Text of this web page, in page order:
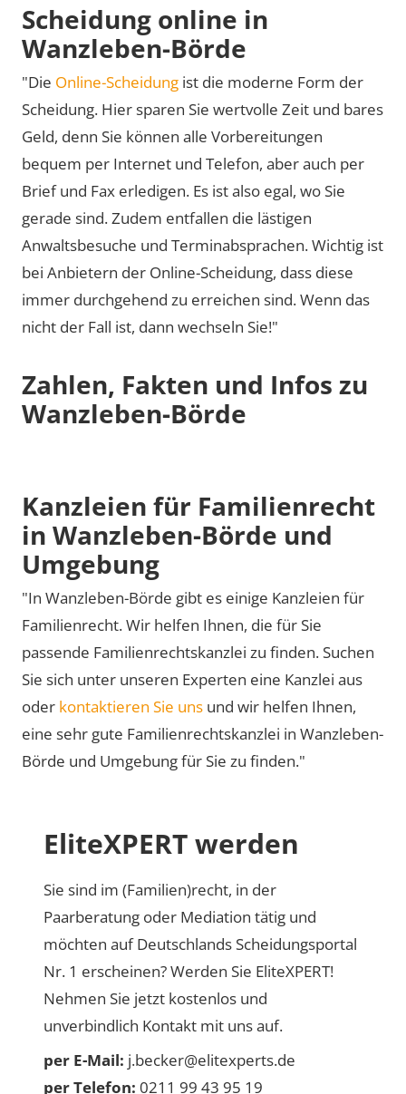
Scheidung online in
Wanzleben-Börde
"Die Online-Scheidung ist die moderne Form der
Scheidung. Hier sparen Sie wertvolle Zeit und bares
Geld, denn Sie können alle Vorbereitungen
bequem per Internet und Telefon, aber auch per
Brief und Fax erledigen. Es ist also egal, wo Sie
gerade sind. Zudem entfallen die lästigen
Anwaltsbesuche und Terminabsprachen. Wichtig ist
bei Anbietern der Online-Scheidung, dass diese
immer durchgehend zu erreichen sind. Wenn das
nicht der Fall ist, dann wechseln Sie!"
Zahlen, Fakten und Infos zu
Wanzleben-Börde
Kanzleien für Familienrecht
in Wanzleben-Börde und
Umgebung
"In Wanzleben-Börde gibt es einige Kanzleien für
Familienrecht. Wir helfen Ihnen, die für Sie
passende Familienrechtskanzlei zu finden. Suchen
Sie sich unter unseren Experten eine Kanzlei aus
oder kontaktieren Sie uns und wir helfen Ihnen,
eine sehr gute Familienrechtskanzlei in Wanzleben-
Börde und Umgebung für Sie zu finden."
EliteXPERT werden
Sie sind im (Familien)recht, in der
Paarberatung oder Mediation tätig und
möchten auf Deutschlands Scheidungsportal
Nr. 1 erscheinen? Werden Sie EliteXPERT!
Nehmen Sie jetzt kostenlos und
unverbindlich Kontakt mit uns auf.
per E-Mail: j.becker@elitexperts.de
per Telefon: 0211 99 43 95 19